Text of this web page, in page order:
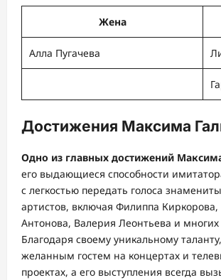
Жена
Алла Пугачева
Достижения Максима
Одно из главных достижений
его выдающиеся способности
с легкостью передать голоса
артистов, включая Филиппа
Антонова, Валерия Леонтьева и многих
Благодаря своему уникальному
желанным гостем на концертах и
проектах, а его выступления всегда